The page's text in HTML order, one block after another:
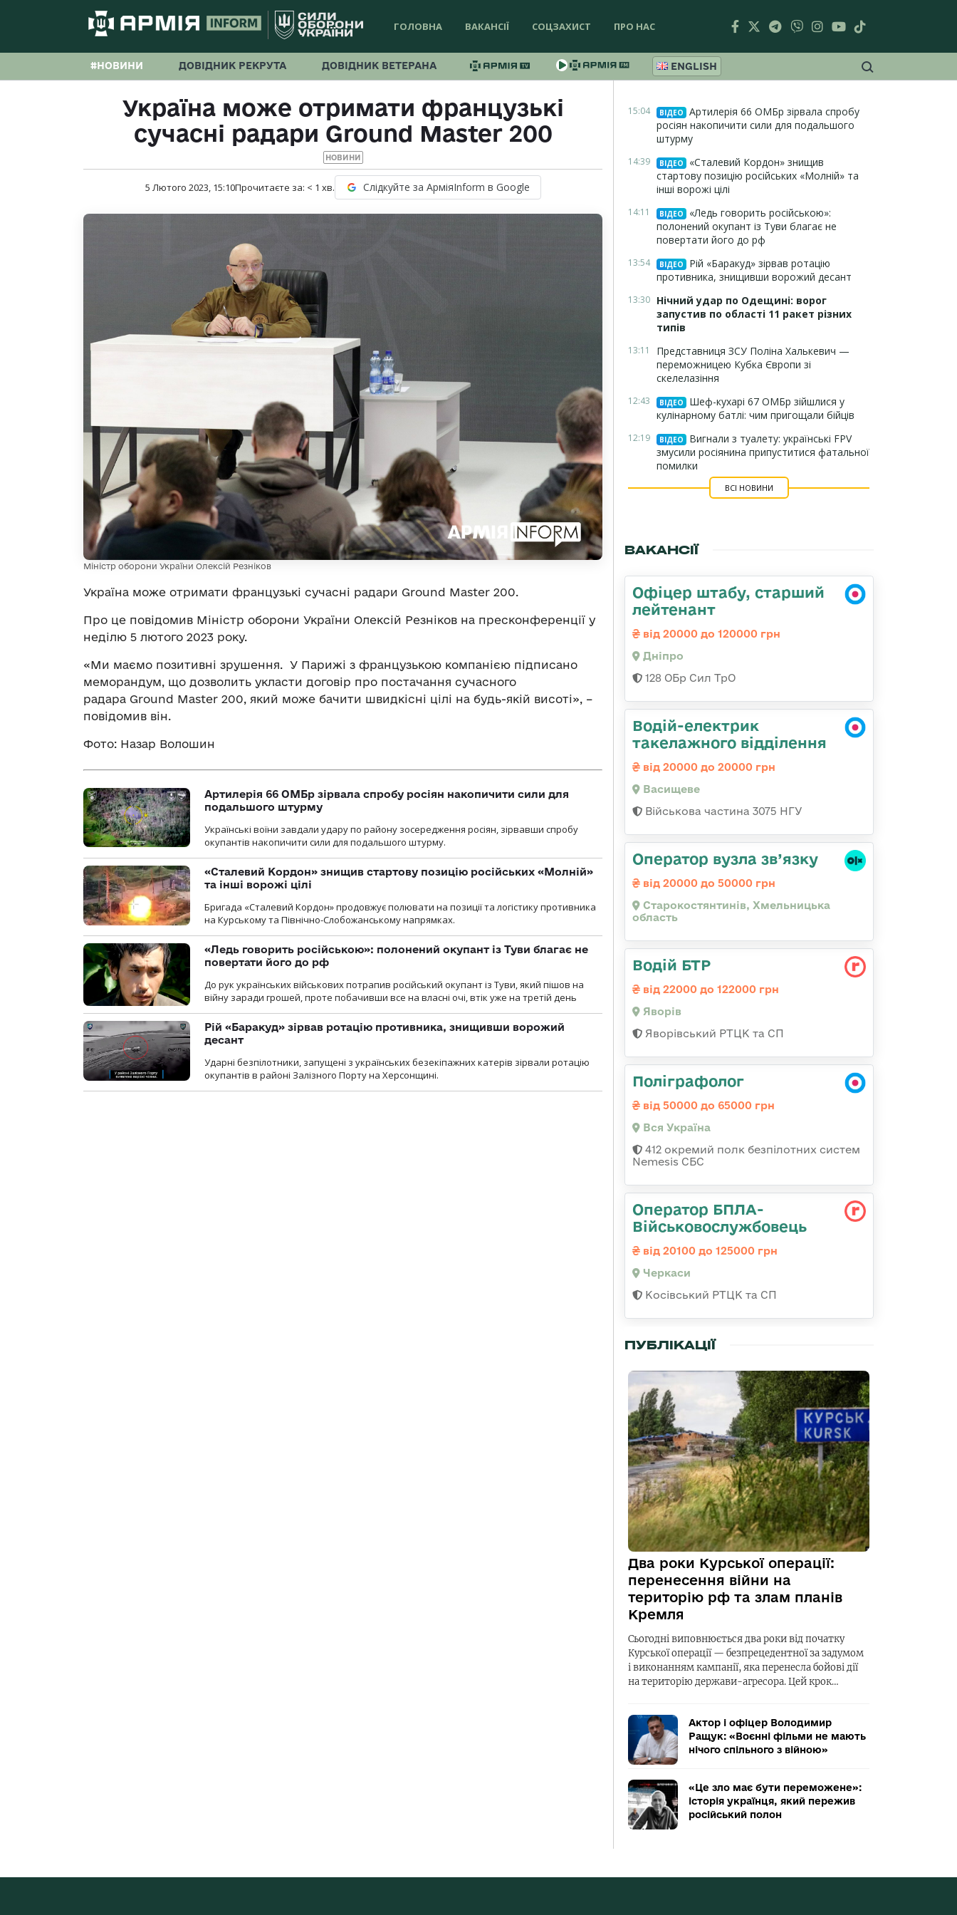
ГОЛОВНА ВАКАНСІЇ СОЦЗАХИСТ ПРО НАС
#НОВИНИ ДОВІДНИК РЕКРУТА ДОВІДНИК ВЕТЕРАНА ENGLISH
Україна може отримати французькі
сучасні радари Ground Master 200
НОВИНИ
5 Лютого 2023, 15:10Прочитаєте за: < 1 хв. Слідкуйте за АрміяInform в Google
Міністр оборони України Олексій Резніков
Україна може отримати французькі сучасні радари Ground Master 200.
Про це повідомив Міністр оборони України Олексій Резніков на пресконференції у
неділю 5 лютого 2023 року.
«Ми маємо позитивні зрушення. У Парижі з французькою компанією підписано
меморандум, що дозволить укласти договір про постачання сучасного
радара Ground Master 200, який може бачити швидкісні цілі на будь-якій висоті», –
повідомив він.
Фото: Назар Волошин
Артилерія 66 ОМБр зірвала спробу росіян накопичити сили для
подальшого штурму
Українські воїни завдали удару по району зосередження росіян, зірвавши спробу
окупантів накопичити сили для подальшого штурму.
«Сталевий Кордон» знищив стартову позицію російських «Молній»
та інші ворожі цілі
Бригада «Сталевий Кордон» продовжує полювати на позиції та логістику противника
на Курському та Північно-Слобожанському напрямках.
«Ледь говорить російською»: полонений окупант із Туви благає не
повертати його до рф
До рук українських військових потрапив російський окупант із Туви, який пішов на
війну заради грошей, проте побачивши все на власні очі, втік уже на третій день
Рій «Баракуд» зірвав ротацію противника, знищивши ворожий
десант
Ударні безпілотники, запущені з українських безекіпажних катерів зірвали ротацію
окупантів в районі Залізного Порту на Херсонщині.
15:04 ВІДЕО
Артилерія 66 ОМБр зірвала спробу
росіян накопичити сили для подальшого
штурму
14:39 ВІДЕО
«Сталевий Кордон» знищив
стартову позицію російських «Молній» та
інші ворожі цілі
14:11 ВІДЕО
«Ледь говорить російською»:
полонений окупант із Туви благає не
повертати його до рф
13:54 ВІДЕО
Рій «Баракуд» зірвав ротацію
противника, знищивши ворожий десант
13:30 Нічний удар по Одещині: ворог
запустив по області 11 ракет різних
типів
13:11
Представниця ЗСУ Поліна Халькевич —
переможницею Кубка Європи зі
скелелазіння
12:43 ВІДЕО
Шеф-кухарі 67 ОМБр зійшлися у
кулінарному батлі: чим пригощали бійців
12:19 ВІДЕО
Вигнали з туалету: українські FPV
змусили росіянина припуститися фатальної
помилки
ВСІ НОВИНИ
ВАКАНСІЇ
Офіцер штабу, старший
лейтенант
від 20000 до 120000 грн
Дніпро
128 ОБр Сил ТрО
Водій-електрик
такелажного відділення
від 20000 до 20000 грн
Васищеве
Військова частина 3075 НГУ
Оператор вузла зв’язку
від 20000 до 50000 грн
Старокостянтинів, Хмельницька
область
Водій БТР
від 22000 до 122000 грн
Яворів
Яворівський РТЦК та СП
Поліграфолог
від 50000 до 65000 грн
Вся Україна
412 окремий полк безпілотних систем
Nemesis СБС
Оператор БПЛА-
Військовослужбовець
від 20100 до 125000 грн
Черкаси
Косівський РТЦК та СП
ПУБЛІКАЦІЇ
Два роки Курської операції:
перенесення війни на
територію рф та злам планів
Кремля
Сьогодні виповнюється два роки від початку
Курської операції — безпрецедентної за задумом
і виконанням кампанії, яка перенесла бойові дії
на територію держави-агресора. Цей крок…
Актор і офіцер Володимир
Ращук: «Воєнні фільми не мають
нічого спільного з війною»
«Це зло має бути переможене»:
історія українця, який пережив
російський полон